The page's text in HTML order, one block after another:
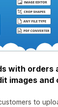
with orders
images
to